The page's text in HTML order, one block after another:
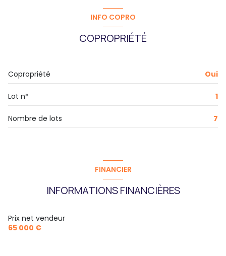
INFO COPRO
COPROPRIÉTÉ
Copropriété Oui
Lot n° 1
Nombre de lots 7
FINANCIER
INFORMATIONS FINANCIÈRES
Prix net vendeur
65 000 €